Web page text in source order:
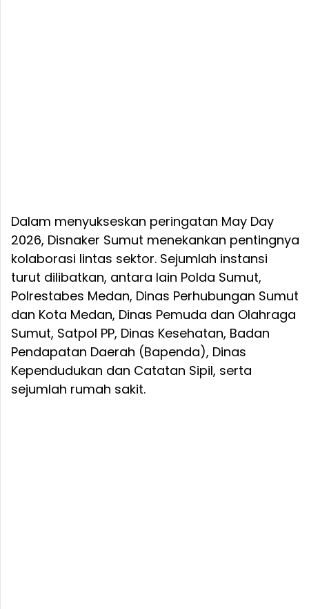
Dalam menyukseskan peringatan May Day
2026, Disnaker Sumut menekankan pentingnya
kolaborasi lintas sektor. Sejumlah instansi
turut dilibatkan, antara lain Polda Sumut,
Polrestabes Medan, Dinas Perhubungan Sumut
dan Kota Medan, Dinas Pemuda dan Olahraga
Sumut, Satpol PP, Dinas Kesehatan, Badan
Pendapatan Daerah (Bapenda), Dinas
Kependudukan dan Catatan Sipil, serta
sejumlah rumah sakit.